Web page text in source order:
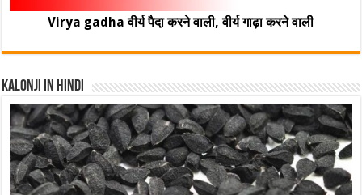
Virya gadha वीर्य पैदा करने वाली, वीर्य गाढ़ा करने वाली
Kalonji In Hindi